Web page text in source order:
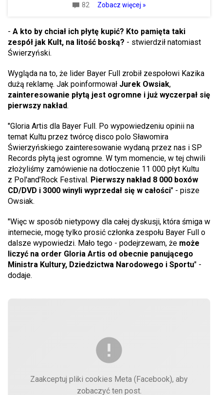
82 Zobacz więcej »
- A kto by chciał ich płytę kupić? Kto pamięta taki
zespół jak Kult, na litość boską? - stwierdził natomiast
Świerzyński.
Wygląda na to, że lider Bayer Full zrobił zespołowi Kazika
dużą reklamę. Jak poinformował Jurek Owsiak,
zainteresowanie płytą jest ogromne i już wyczerpał się
pierwszy nakład.
"Gloria Artis dla Bayer Full. Po wypowiedzeniu opinii na
temat Kultu przez twórcę disco polo Sławomira
Świerzyńskiego zainteresowanie wydaną przez nas i SP
Records płytą jest ogromne. W tym momencie, w tej chwili
złożyliśmy zamówienie na dotłoczenie 11 000 płyt Kultu
z Pol'and'Rock Festival. Pierwszy nakład 8 000 boxów
CD/DVD i 3000 winyli wyprzedał się w całości" - pisze
Owsiak.
"Więc w sposób nietypowy dla całej dyskusji, która śmiga w
internecie, mogę tylko prosić członka zespołu Bayer Full o
dalsze wypowiedzi. Mało tego - podejrzewam, że może
liczyć na order Gloria Artis od obecnie panującego
Ministra Kultury, Dziedzictwa Narodowego i Sportu" -
dodaje.
Zaakceptuj pliki cookies Meta (Facebook), aby
zobaczyć ten post.